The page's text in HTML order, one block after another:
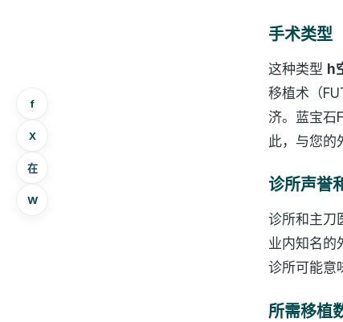
f
X
在
W
手术类型
这种类型 h
移植术（
济。蓝宝石
此，与您的
诊所声誉
诊所和主刀
业内知名的
诊所可能意
所需移植